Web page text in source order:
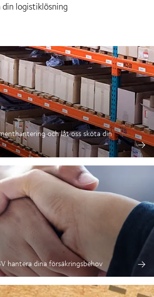
logistiklösning
och låt oss sköta din
hantera dina försäkringsbehov